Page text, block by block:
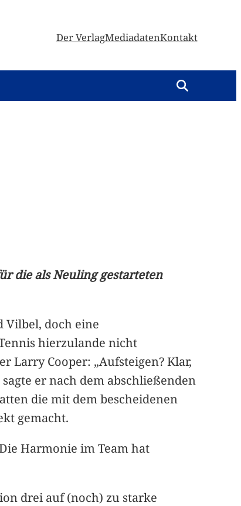
Der VerlagMediadatenKontakt
die als Neuling gestarteten
Vilbel, doch eine
hierzulande nicht
Larry Cooper: „Aufsteigen? Klar,
er nach dem abschließenden
die mit dem bescheidenen
gemacht.
Harmonie im Team hat
drei auf (noch) zu starke